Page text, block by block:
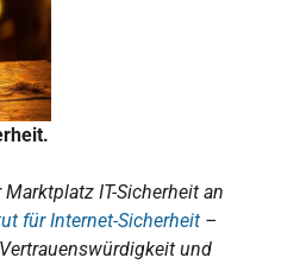
IT-Sicherheit an
für Internet-Sicherheit –
und